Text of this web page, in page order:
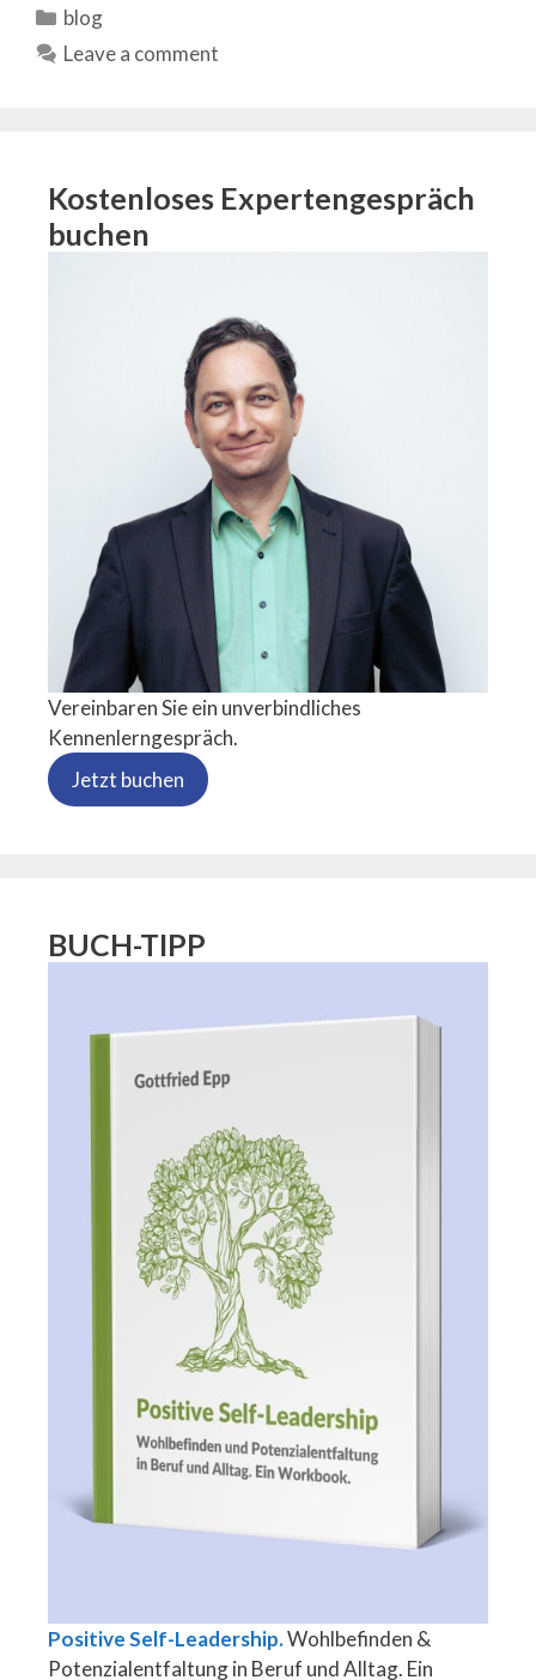
Categories
blog
Leave a comment
Kostenloses Expertengespräch
buchen
Vereinbaren Sie ein unverbindliches
Kennenlerngespräch.
Jetzt buchen
BUCH-TIPP
Positive Self-Leadership.Wohlbefinden &
Potenzialentfaltung in Beruf und Alltag. Ein